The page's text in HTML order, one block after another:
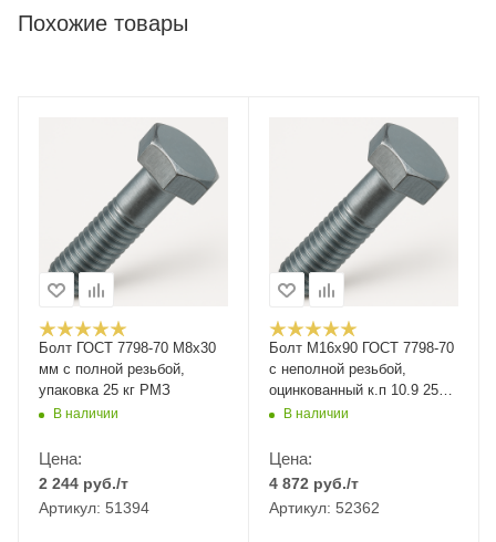
Похожие товары
Болт ГОСТ 7798-70 М8х30
мм с полной резьбой,
упаковка 25 кг РМЗ
В наличии
Цена:
2 244 руб./т
Артикул: 51394
Болт М16x90 ГОСТ 7798-70
с неполной резьбой,
оцинкованный к.п 10.9 25кг
РМЗВ наличии
Цена:
4 872 руб./т
Артикул: 52362